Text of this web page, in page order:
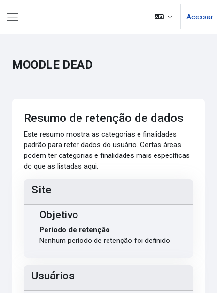
Acessar
MOODLE DEAD
Resumo de retenção de dados
Este resumo mostra as categorias e finalidades
padrão para reter dados do usuário. Certas áreas
podem ter categorias e finalidades mais específicas
do que as listadas aqui.
Site
Objetivo
Período de retenção
Nenhum período de retenção foi definido
Usuários